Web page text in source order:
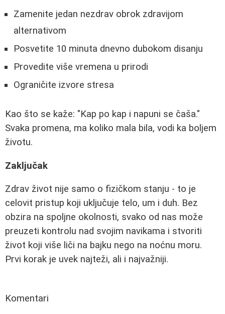
Zamenite jedan nezdrav obrok zdravijom
alternativom
Posvetite 10 minuta dnevno dubokom disanju
Provedite više vremena u prirodi
Ograničite izvore stresa
Kao što se kaže: "Kap po kap i napuni se čaša."
Svaka promena, ma koliko mala bila, vodi ka boljem
životu.
Zaključak
Zdrav život nije samo o fizičkom stanju - to je
celovit pristup koji uključuje telo, um i duh. Bez
obzira na spoljne okolnosti, svako od nas može
preuzeti kontrolu nad svojim navikama i stvoriti
život koji više liči na bajku nego na noćnu moru.
Prvi korak je uvek najteži, ali i najvažniji.
Komentari